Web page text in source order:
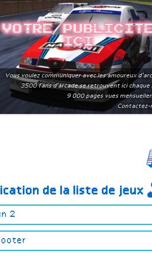
Votre
ici
Vous voulez communiquer avec les amoureux
3500 fans d'arcade se retrouvent ici chaque
9 000 pages vues
Contactez-
de la liste de jeux